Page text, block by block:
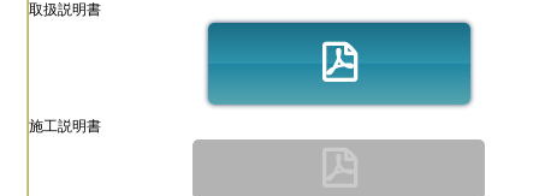
取扱説明書
施工説明書